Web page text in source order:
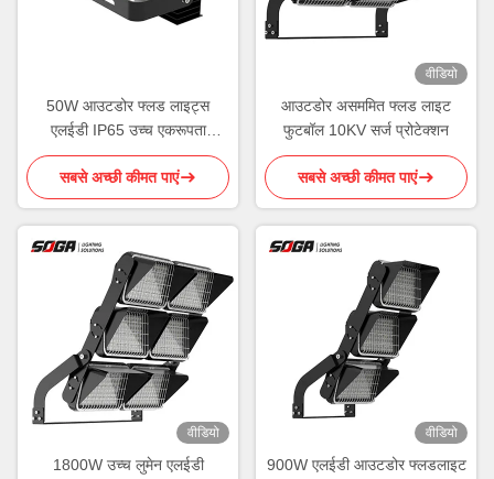
50W आउटडोर फ्लड लाइट्स
एलईडी IP65 उच्च एकरूपता
रोटेटेबल मॉड्यूल
सबसे अच्छी कीमत पाएं
वीडियो
आउटडोर असममित फ्लड लाइट
फुटबॉल 10KV सर्ज प्रोटेक्शन
सबसे अच्छी कीमत पाएं
वीडियो
1800W उच्च लुमेन एलईडी
वीडियो
900W एलईडी आउटडोर फ्लडलाइट